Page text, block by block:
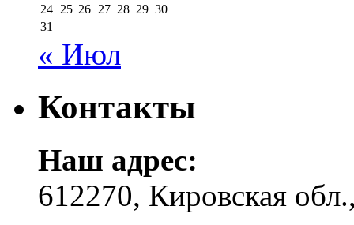
24 25 26 27 28 29 30
31
« Июл
Контакты
Наш адрес:
612270, Кировская